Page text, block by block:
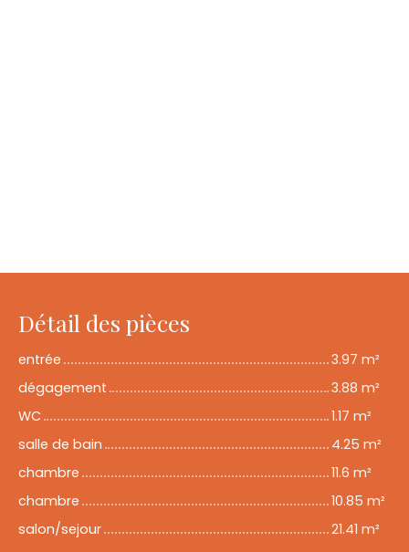
Détail des pièces
entrée
3.97 m²
dégagement
3.88 m²
WC
1.17 m²
salle de bain
4.25 m²
chambre
11.6 m²
chambre
10.85 m²
salon/sejour
21.41 m²